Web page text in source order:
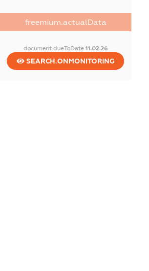
freemium.actualData
document.dueToDate 11.02.26
SEARCH.ONMONITORING